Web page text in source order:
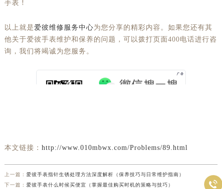
手表！
以上就是 爱彼维修服务中心为您分享的精彩内容。如果您还有其
他关于爱彼手表维护和保养的问题，可以拨打页面400电话进行咨
询，我们将竭诚为您服务。
本文链接： http://www.010mbwx.com/Problems/89.html
上一篇： 爱彼手表指针生锈处理方法深度解析（保养技巧与日常维护指南）
下一篇： 爱彼手表什么时候买便宜（掌握最佳购买时机的策略与技巧） 